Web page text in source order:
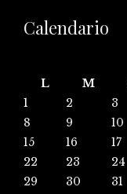
Calendario
L
M
1
2 3
8
9 10
15
16 17
22
23 24
29
30 31